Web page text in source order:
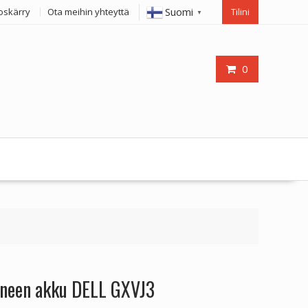
Ota meihin yhteyttä Suomi ▼ Tilini
0
akku DELL GXVJ3